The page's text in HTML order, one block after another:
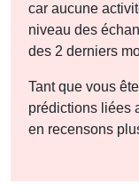
car aucune
niveau des
des 2 derniers
Tant que vous
prédictions liées
en recensons